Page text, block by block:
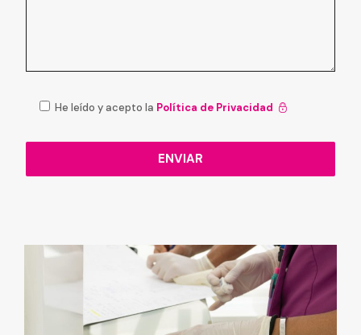
He leído y acepto la Política de Privacidad